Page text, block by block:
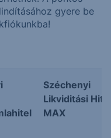
gyere be
Széchenyi
Likviditási Hitel
MAX